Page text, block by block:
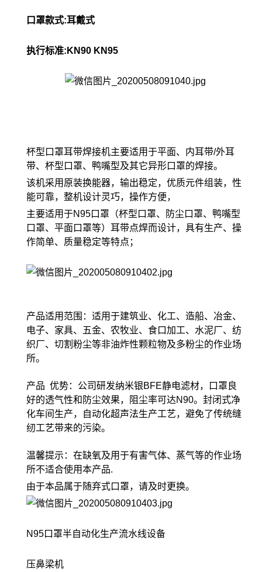
口罩款式:耳戴式
执行标准:KN90 KN95
杯型口罩耳带焊接机主要适用于平面、内耳带/外耳
带、杯型口罩、鸭嘴型及其它异形口罩的焊接。
该机采用原装换能器，输出稳定，优质元件组装，性
能可靠，整机设计灵巧，操作方便，
主要适用于N95口罩（杯型口罩、防尘口罩、鸭嘴型
口罩、平面口罩等）耳带点焊而设计，具有生产、操
作简单、质量稳定等特点；
产品适用范围：适用于建筑业、化工、造船、冶金、
电子、家具、五金、农牧业、食口加工、水泥厂、纺
织厂、切割粉尘等非油炸性颗粒物及多粉尘的作业场
所。
产品 优势：公司研发纳米银BFE静电滤材，口罩良
好的透气性和防尘效果，阻尘率可达N90。封闭式净
化车间生产，自动化超声法生产工艺，避免了传统缝
纫工艺带来的污染。
温馨提示：在缺氧及用于有害气体、蒸气等的作业场
所不适合使用本产品.
由于本品属于随弃式口罩，请及时更换。
N95口罩半自动化生产流水线设备
压鼻梁机